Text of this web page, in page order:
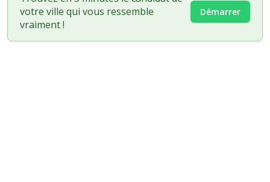
votre ville qui vous ressemble
vraiment !
Démarrer